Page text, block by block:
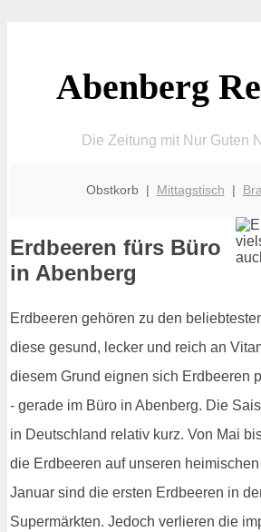
Abenberg
Die Zeitung mit Nur Guten
Obstkorb | Mittagstisch |
Erdbeeren fürs Büro
in Abenberg
Erdbeeren gehören zu den
diese gesund, lecker und reich an
diesem Grund eignen sich Erdbeeren
- gerade im Büro in Abenberg. Die
in Deutschland relativ kurz. Von Mai
die Erdbeeren auf unseren
Januar sind die ersten Erdbeeren in
Supermärkten. Jedoch verlieren die